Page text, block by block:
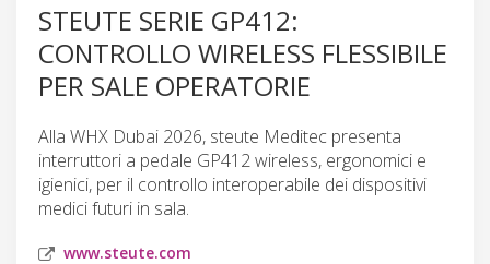
STEUTE SERIE GP412:
CONTROLLO WIRELESS FLESSIBILE
PER SALE OPERATORIE
Alla WHX Dubai 2026, steute Meditec presenta
interruttori a pedale GP412 wireless, ergonomici e
igienici, per il controllo interoperabile dei dispositivi
medici futuri in sala.
www.steute.com